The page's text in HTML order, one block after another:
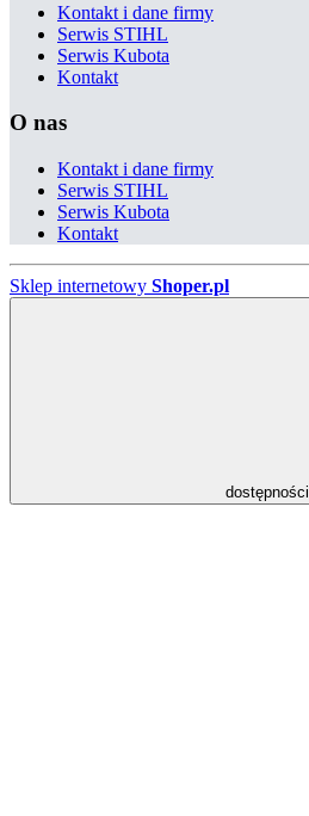
Kontakt i dane firmy
Serwis STIHL
Serwis Kubota
Kontakt
O nas
Kontakt i dane firmy
Serwis STIHL
Serwis Kubota
Kontakt
Sklep internetowy Shoper.pl
dostępności